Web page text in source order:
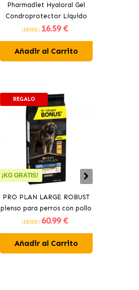
Pharmadiet Hyaloral Gel
Condroprotector Líquido
para Perros y Gatos
(DESDE) 16.59 €
Añadir al Carrito
REGALO
¡KG GRATIS!
PRO PLAN LARGE ROBUST
pienso para perros con pollo
(DESDE) 60.99 €
Añadir al Carrito